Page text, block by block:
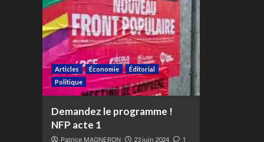
Articles Économie
Éditorial
Politique
Demandez le programme !
NFP acte 1
Patrice MAGNERON 23 juin 2024 1